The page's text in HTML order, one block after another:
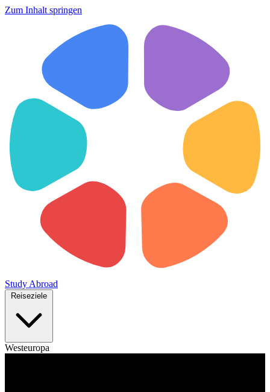
Zum Inhalt springen
Study Abroad
Westeuropa